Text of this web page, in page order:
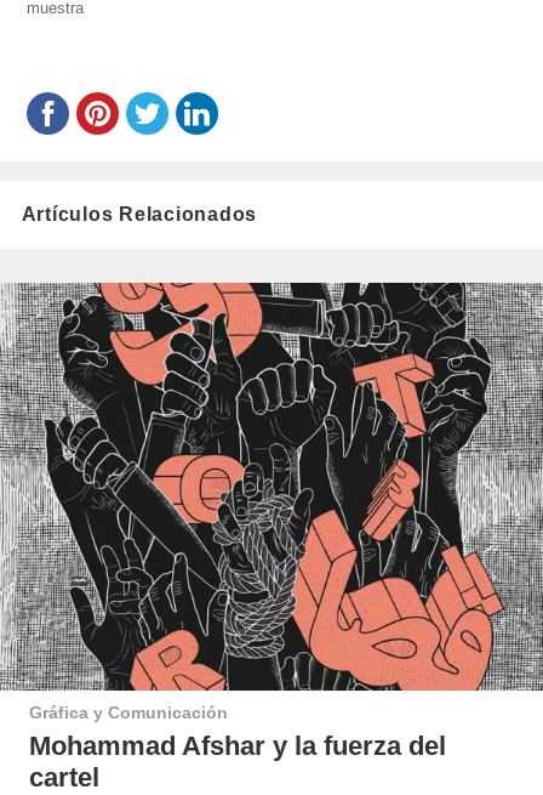
muestra
Artículos Relacionados
Gráfica y Comunicación
Mohammad Afshar y la fuerza del
cartel